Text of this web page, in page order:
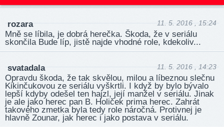
rozara 11. 5. 2016 , 15:24
Mně se líbila, je dobrá herečka. Škoda, že v seriálu
skončila Bude líp, jistě najde vhodné role, kdekoliv...
svatadala 11. 5. 2016 , 14:23
Opravdu škoda, že tak skvělou, milou a líbeznou slečnu
Kikinčukovou ze seriálu vyškrtli. I když by bylo bývalo
lepší kdyby odešel ten hajzl, její manžel v seriálu. Jinak
je ale jako herec pan B. Holiček prima herec. Zahrát
takového zmetka byla tedy role náročná. Protivnej je
hlavně Zounar, jak herec i jako postava v seriálu.